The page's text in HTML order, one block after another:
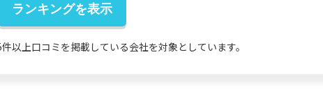
以上口コミを掲載している会社を対象としています。